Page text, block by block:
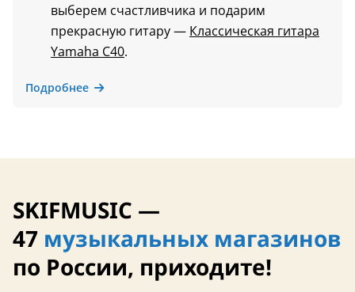
выберем счастливчика и подарим
прекрасную гитару — Классическая гитара
Yamaha C40.
Подробнее
SKIFMUSIC —
47 музыкальных магазинов
по России, приходите!